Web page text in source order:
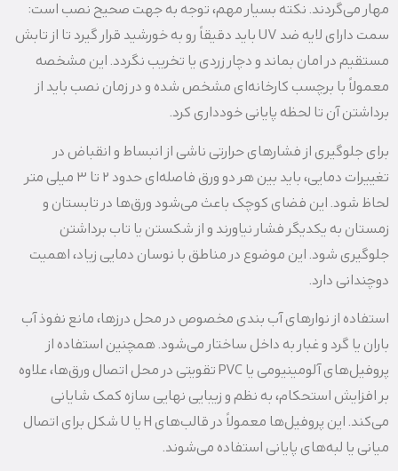
مهار می‌گردند. نکته بسیار مهم، توجه به جهت صحیح نصب است:
سمت دارای لایه ضد UV باید دقیقاً رو به خورشید قرار گیرد تا از تابش
مستقیم در امان بماند و دچار زردی یا تخریب نگردد. این مشخصه
معمولاً با برچسب کارخانه‌ای مشخص شده و در زمان نصب باید از
برداشتن آن تا لحظه پایانی خودداری کرد.
برای جلوگیری از فشارهای حرارتی ناشی از انبساط و انقباض در
تغییرات دمایی، باید بین هر دو ورق فاصله‌ای حدود 2 تا 3 میلی‌ متر
لحاظ شود. این فضای کوچک باعث می‌شود ورق‌ها در تابستان و
زمستان به یکدیگر فشار نیاورند و از شکستن یا تاب برداشتن
جلوگیری شود. این موضوع در مناطق با نوسان دمایی زیاد، اهمیت
دوچندانی دارد.
استفاده از نوارهای آب‌ بندی مخصوص در محل درزها، مانع نفوذ آب
باران یا گرد و غبار به داخل ساختار می‌شود. همچنین استفاده از
پروفیل‌های آلومینیومی یا PVC تقویتی در محل اتصال ورق‌ها، علاوه
بر افزایش استحکام، به نظم و زیبایی نهایی سازه کمک شایانی
می‌کند. این پروفیل‌ها معمولاً در قالب‌های H یا U شکل برای اتصال
میانی یا لبه‌های پایانی استفاده می‌شوند.